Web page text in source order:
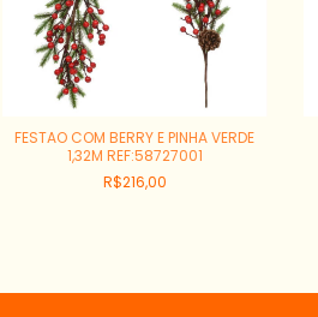
FESTAO COM BERRY E PINHA VERDE
1,32M REF:58727001
R$216,00